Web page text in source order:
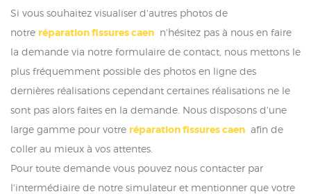
Si vous souhaitez visualiser d'autres photos de
notre réparation fissures caen n'hésitez pas à nous en faire
la demande via notre formulaire de contact, nous mettons le
plus fréquemment possible des photos en ligne des
dernières réalisations cependant certaines réalisations ne le
sont pas alors faites en la demande. Nous disposons d'une
large gamme pour votre réparation fissures caen afin de
coller au mieux à vos attentes.
Pour toute demande vous pouvez nous contacter par
l'intermédiaire de notre simulateur et mentionner que votre